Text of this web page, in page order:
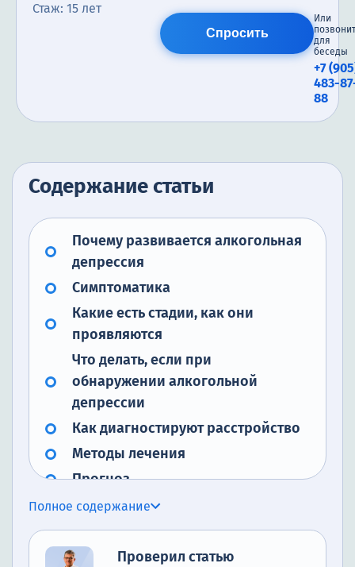
Стаж: 15 лет
Спросить
Или
для
беседы
+7
483-
88
Содержание статьи
Почему развивается алкогольная
депрессия
Симптоматика
Какие есть стадии, как они
проявляются
Что делать, если при
обнаружении алкогольной
депрессии
Как диагностируют расстройство
Методы лечения
Прогноз
Почему стоит посетить нашу
клинику
Полное содержание
Проверил статью